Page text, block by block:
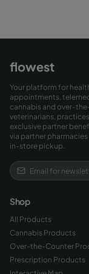
flowest
Your platform for
appointments,
cannabis and over-
veterinarians,
exclusive partner
via partner pharmacies
in-store pickup.
Shop
All Products
Cannabis Products
Over-the-Counter
Prescription Products